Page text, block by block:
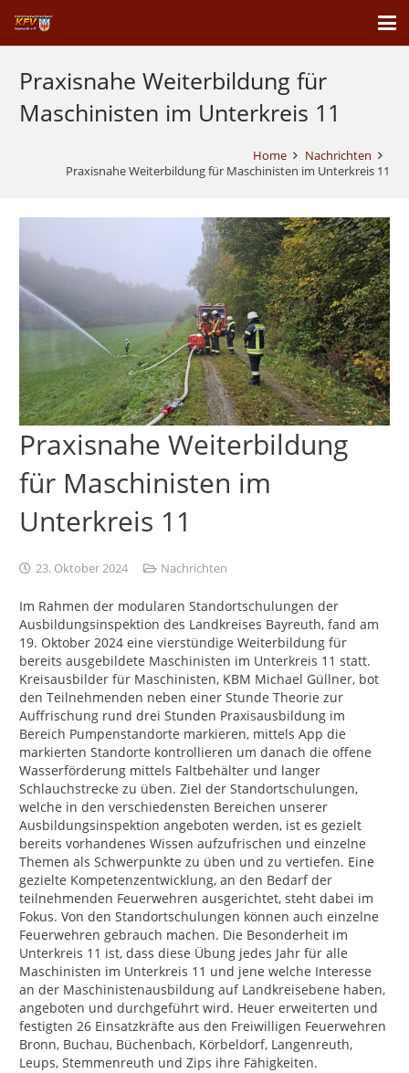
Praxisnahe Weiterbildung für
Maschinisten im Unterkreis 11
Home
Nachrichten
Praxisnahe Weiterbildung für Maschinisten im Unterkreis 11
Praxisnahe Weiterbildung
für Maschinisten im
Unterkreis 11
23. Oktober 2024 Nachrichten
Im Rahmen der modularen Standortschulungen der
Ausbildungsinspektion des Landkreises Bayreuth, fand am
19. Oktober 2024 eine vierstündige Weiterbildung für
bereits ausgebildete Maschinisten im Unterkreis 11 statt.
Kreisausbilder für Maschinisten, KBM Michael Güllner, bot
den Teilnehmenden neben einer Stunde Theorie zur
Auffrischung rund drei Stunden Praxisausbildung im
Bereich Pumpenstandorte markieren, mittels App die
markierten Standorte kontrollieren um danach die offene
Wasserförderung mittels Faltbehälter und langer
Schlauchstrecke zu üben. Ziel der Standortschulungen,
welche in den verschiedensten Bereichen unserer
Ausbildungsinspektion angeboten werden, ist es gezielt
bereits vorhandenes Wissen aufzufrischen und einzelne
Themen als Schwerpunkte zu üben und zu vertiefen. Eine
gezielte Kompetenzentwicklung, an den Bedarf der
teilnehmenden Feuerwehren ausgerichtet, steht dabei im
Fokus. Von den Standortschulungen können auch einzelne
Feuerwehren gebrauch machen. Die Besonderheit im
Unterkreis 11 ist, dass diese Übung jedes Jahr für alle
Maschinisten im Unterkreis 11 und jene welche Interesse
an der Maschinistenausbildung auf Landkreisebene haben,
angeboten und durchgeführt wird. Heuer erweiterten und
festigten 26 Einsatzkräfte aus den Freiwilligen Feuerwehren
Bronn, Buchau, Büchenbach, Körbeldorf, Langenreuth,
Leups, Stemmenreuth und Zips ihre Fähigkeiten.